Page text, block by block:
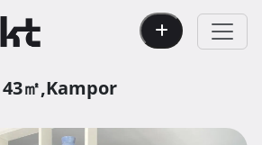
43㎡,Kampor